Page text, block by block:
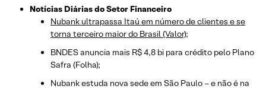
Notícias Diárias do Setor Financeiro
Nubank ultrapassa Itaú em número de clientes e se
torna terceiro maior do Brasil (Valor);
BNDES anuncia mais R$ 4,8 bi para crédito pelo Plano
Safra (Folha);
Nubank estuda nova sede em São Paulo – e não é na